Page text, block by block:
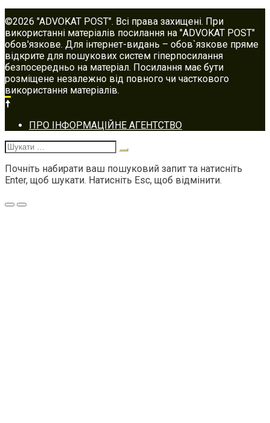
©2026 "ADVOKAT POST". Всі права захищені. При
використанні матеріалів посилання на "ADVOKAT POST"
обов'язкове. Для інтернет-видань – обов`язкове пряме
відкрите для пошукових систем гіперпосилання
безпосередньо на матеріал. Посилання має бути
розміщене незалежно від повного чи часткового
використання матеріалів.
Footer
navigation
ПРО ІНФОРМАЦІЙНЕ АГЕНТСТВО
Шукати:
Почніть набирати ваш пошуковий запит та натисніть
Enter, щоб шукати. Натисніть Esc, щоб відмінити.
Меню